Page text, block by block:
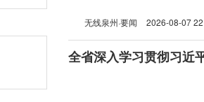
无线泉州·要闻 2026-08-07